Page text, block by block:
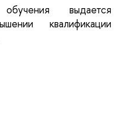
выдается
квалификации